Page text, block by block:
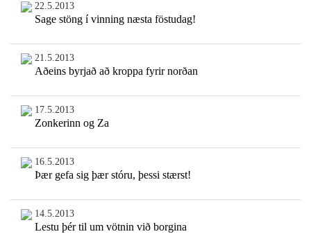
22.5.2013
Sage stöng í vinning næsta föstudag!
21.5.2013
Aðeins byrjað að kroppa fyrir norðan
17.5.2013
Zonkerinn og Za
16.5.2013
Þær gefa sig þær stóru, þessi stærst!
14.5.2013
Lestu þér til um vötnin við borgina